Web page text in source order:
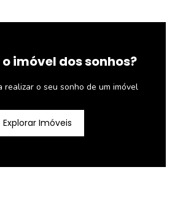
imóvel dos sonhos?
realizar o seu sonho de um imóvel
Explorar Imóveis